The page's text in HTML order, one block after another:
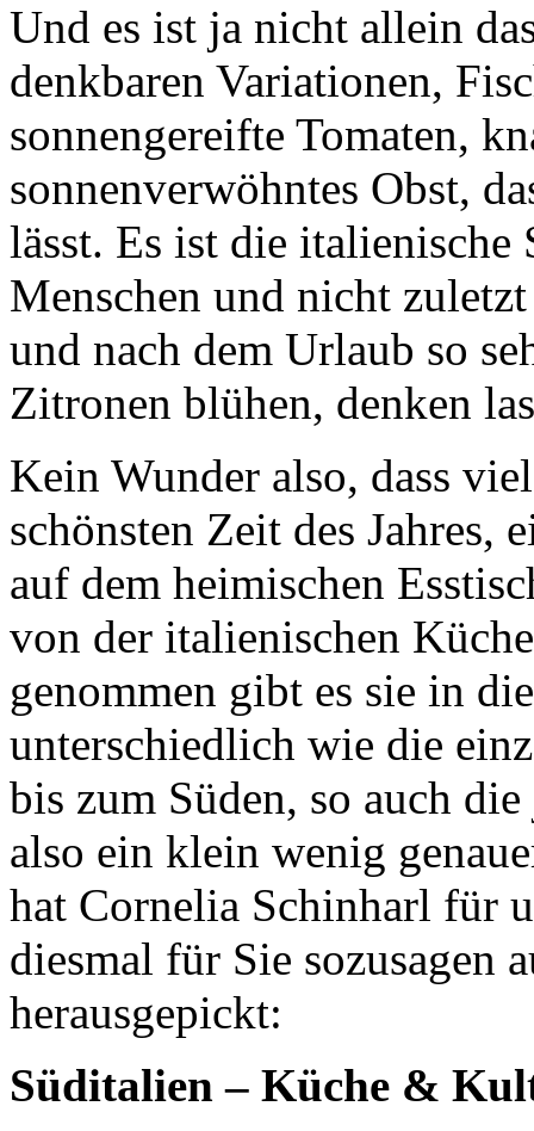
Und es ist ja nicht allein
denkbaren Variationen,
sonnengereifte Tomaten,
sonnenverwöhntes Obst,
lässt. Es ist die italienische
Menschen und nicht
und nach dem Urlaub so
Zitronen blühen, denken
Kein Wunder also, dass
schönsten Zeit des Jahres,
auf dem heimischen
von der italienischen
genommen gibt es sie in
unterschiedlich wie die
bis zum Süden, so auch
also ein klein wenig
hat Cornelia Schinharl für
diesmal für Sie sozusagen
herausgepickt:
Süditalien – Küche &